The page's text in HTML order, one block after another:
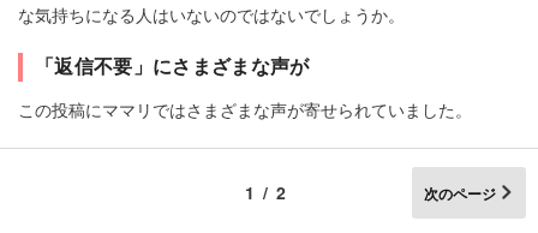
な気持ちになる人はいないのではないでしょうか。
「返信不要」にさまざまな声が
この投稿にママリではさまざまな声が寄せられていました。
1/2 次のページ